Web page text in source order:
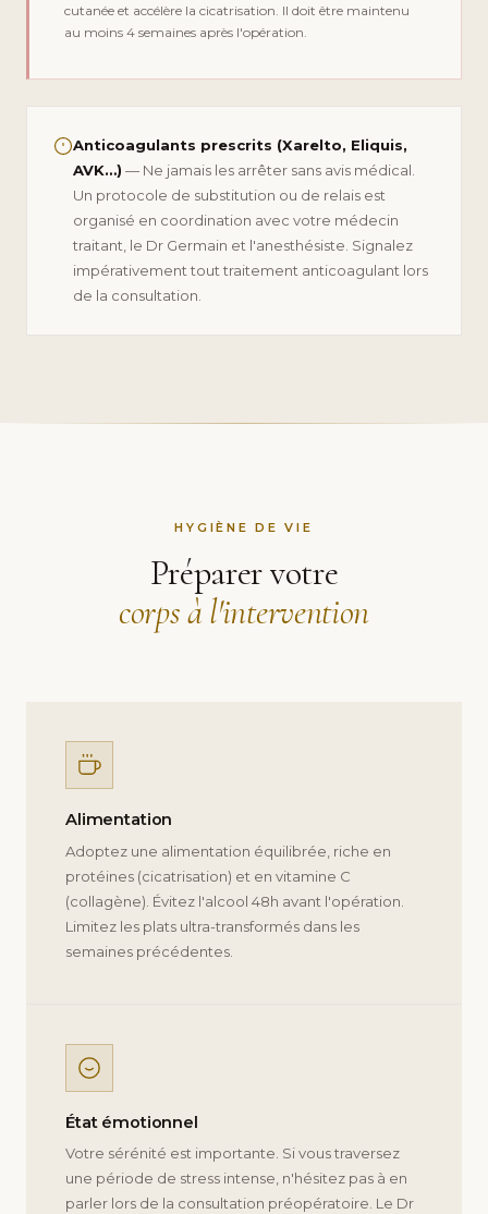
cutanée et accélère la cicatrisation. Il doit être maintenu
au moins 4 semaines après l'opération.
Anticoagulants prescrits (Xarelto, Eliquis,
AVK…) — Ne jamais les arrêter sans avis médical.
Un protocole de substitution ou de relais est
organisé en coordination avec votre médecin
traitant, le Dr Germain et l'anesthésiste. Signalez
impérativement tout traitement anticoagulant lors
de la consultation.
HYGIÈNE DE VIE
Préparer votre
corps à l'intervention
Alimentation
Adoptez une alimentation équilibrée, riche en
protéines (cicatrisation) et en vitamine C
(collagène). Évitez l'alcool 48h avant l'opération.
Limitez les plats ultra-transformés dans les
semaines précédentes.
État émotionnel
Votre sérénité est importante. Si vous traversez
une période de stress intense, n'hésitez pas à en
parler lors de la consultation préopératoire. Le Dr